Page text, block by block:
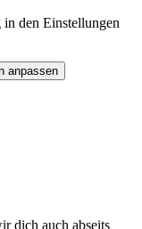
den Einstellungen
anpassen
dich auch abseits